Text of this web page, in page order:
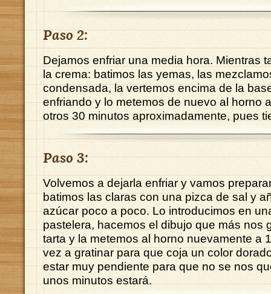
Paso 2:
Dejamos enfriar una media hora. Mientras
la crema: batimos las yemas, las
condensada, la vertemos encima de la
enfriando y lo metemos de nuevo al horno
otros 30 minutos aproximadamente, pues
Paso 3:
Volvemos a dejarla enfriar y vamos
batimos las claras con una pizca de sal y
azúcar poco a poco. Lo introducimos en
pastelera, hacemos el dibujo que más nos
tarta y la metemos al horno nuevamente a
vez a gratinar para que coja un color
estar muy pendiente para que no se nos
unos minutos estará.